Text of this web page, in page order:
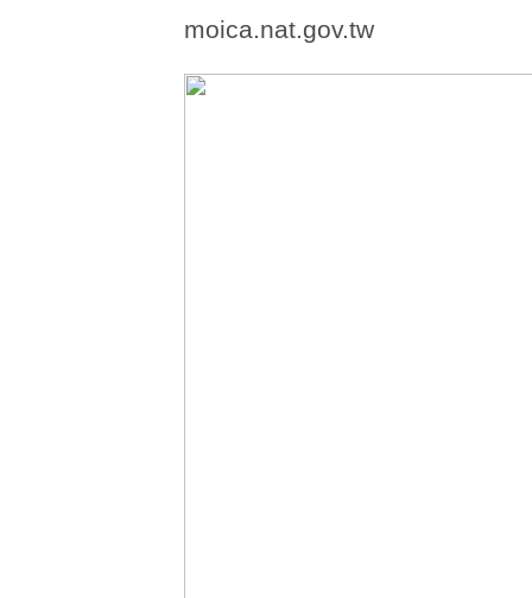
moica.nat.gov.tw